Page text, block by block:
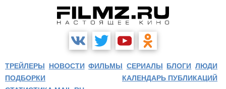
ТРЕЙЛЕРЫ НОВОСТИ ФИЛЬМЫ СЕРИАЛЫ БЛОГИ ЛЮДИ
ПОДБОРКИ
КАЛЕНДАРЬ ПУБЛИКАЦИЙ